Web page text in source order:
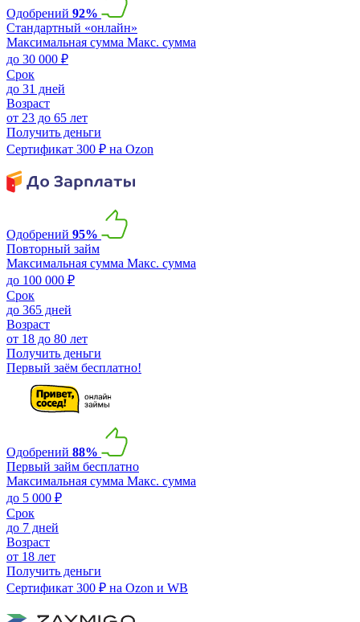
Одобрений 92%
Стандартный «онлайн»
Максимальная сумма Макс. сумма
до 30 000 ₽
Срок
до 31 дней
Возраст
от 23 до 65 лет
Получить деньги
Сертификат 300 ₽ на Ozon
Одобрений 95%
Повторный займ
Максимальная сумма Макс. сумма
до 100 000 ₽
Срок
до 365 дней
Возраст
от 18 до 80 лет
Получить деньги
Первый заём бесплатно!
Одобрений 88%
Первый займ бесплатно
Максимальная сумма Макс. сумма
до 5 000 ₽
Срок
до 7 дней
Возраст
от 18 лет
Получить деньги
Сертификат 300 ₽ на Ozon и WB